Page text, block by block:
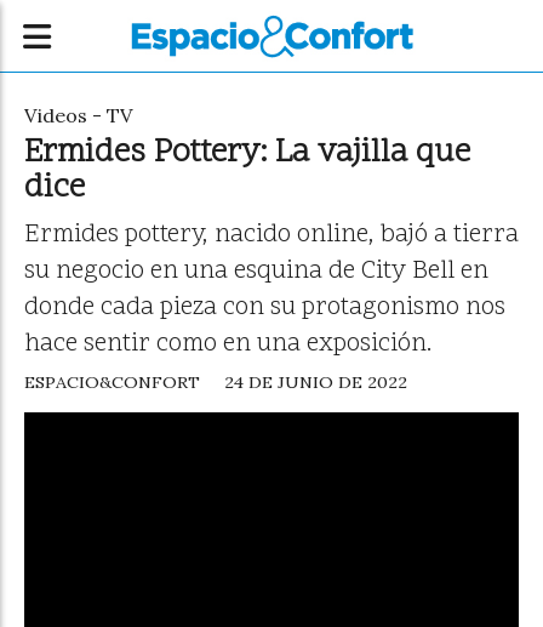
Ermides Pottery: La vajilla que
dice
Ermides pottery, nacido online, bajó a tierra
su negocio en una esquina de City Bell en
donde cada pieza con su protagonismo nos
hace sentir como en una exposición.
Videos - TV
24 DE JUNIO DE 2022
ESPACIO&CONFORT